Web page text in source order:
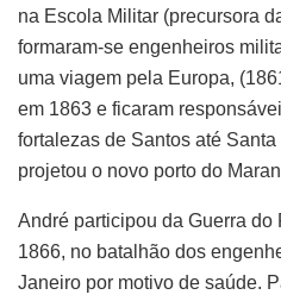
na Escola Militar (precursora
formaram-se engenheiros
uma viagem pela Europa,
em 1863 e ficaram
fortalezas de Santos até
projetou o novo porto do
André participou da Guerra do
1866, no batalhão dos
Janeiro por motivo de saúde.